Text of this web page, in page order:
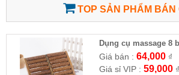
TOP SẢN PHẨM BÁN
Dụng cụ massage 8
Giá bán : 64,000₫
Giá sỉ VIP : 59,000₫